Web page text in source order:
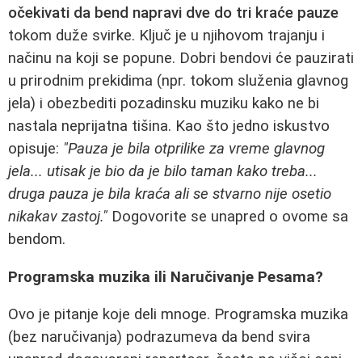
očekivati da bend napravi dve do tri kraće pauze
tokom duže svirke. Ključ je u njihovom trajanju i
načinu na koji se popune. Dobri bendovi će pauzirati
u prirodnim prekidima (npr. tokom služenia glavnog
jela) i obezbediti pozadinsku muziku kako ne bi
nastala neprijatna tišina. Kao što jedno iskustvo
opisuje: "Pauza je bila otprilike za vreme glavnog
jela... utisak je bio da je bilo taman kako treba...
druga pauza je bila kraća ali se stvarno nije osetio
nikakav zastoj." Dogovorite se unapred o ovome sa
bendom.
Programska muzika ili Naručivanje Pesama?
Ovo je pitanje koje deli mnoge. Programska muzika
(bez naručivanja) podrazumeva da bend svira